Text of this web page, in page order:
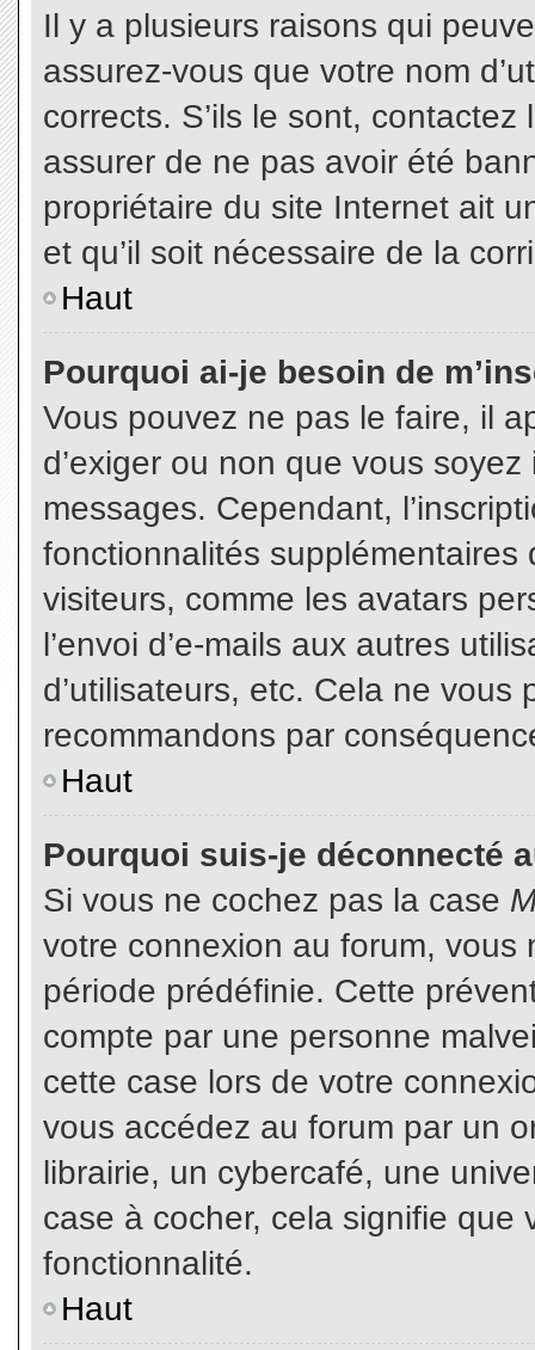
Il y a plusieurs raisons qui
assurez-vous que votre nom
corrects. S’ils le sont,
assurer de ne pas avoir été
propriétaire du site Internet ait
et qu’il soit nécessaire de la
Haut
Pourquoi ai-je besoin de
Vous pouvez ne pas le faire, il
d’exiger ou non que vous
messages. Cependant,
fonctionnalités
visiteurs, comme les avatars
l’envoi d’e-mails aux autres
d’utilisateurs, etc. Cela ne vous
recommandons par
Haut
Pourquoi suis-je déconnecté
Si vous ne cochez pas la case
votre connexion au forum,
période prédéfinie. Cette
compte par une personne
cette case lors de votre
vous accédez au forum par un
librairie, un cybercafé, une
case à cocher, cela signifie que
fonctionnalité.
Haut